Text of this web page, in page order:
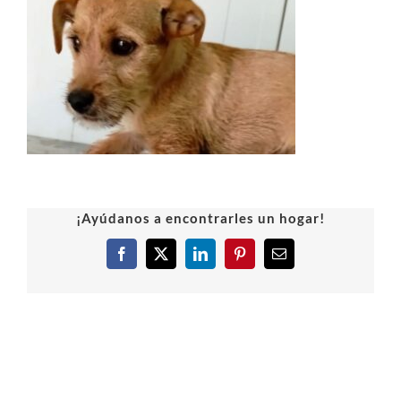
¡Ayúdanos a encontrarles un hogar!
Facebook
X LinkedInPinterestCorreo